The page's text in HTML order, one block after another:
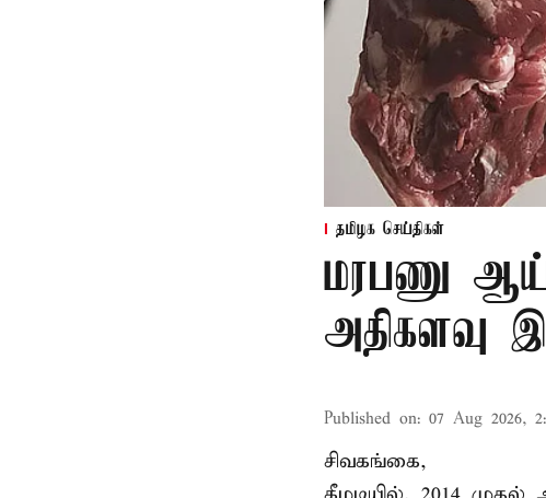
தமிழக செய்திகள்
மரபணு
அதிகளவு
Published on: 07 Aug 2026,
சிவகங்கை,